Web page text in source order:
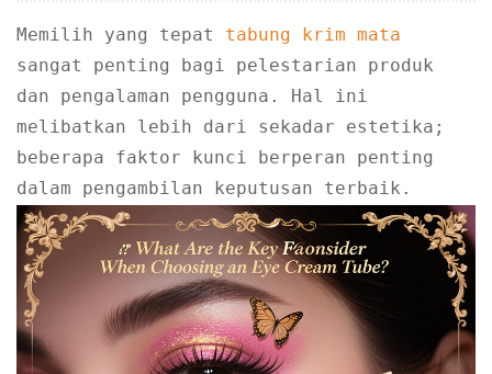
Memilih yang tepat tabung krim mata
sangat penting bagi pelestarian produk
dan pengalaman pengguna. Hal ini
melibatkan lebih dari sekadar estetika;
beberapa faktor kunci berperan penting
dalam pengambilan keputusan terbaik.